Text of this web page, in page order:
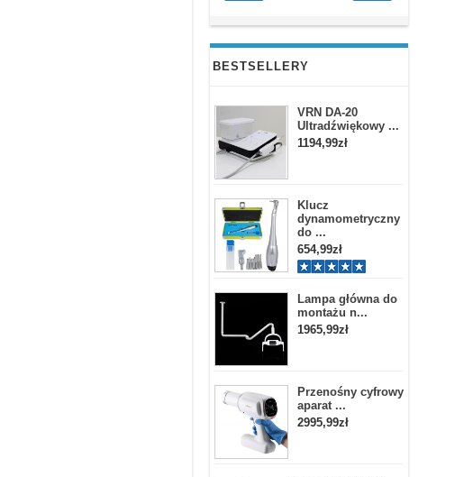
BESTSELLERY
VRN DA-20
Ultradźwiękowy ...
1194,99zł
Klucz
dynamometryczny
do ...
654,99zł
Lampa główna do
montażu n...
1965,99zł
Przenośny cyfrowy
aparat ...
2995,99zł